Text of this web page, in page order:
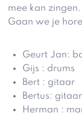
mee kan zingen.
Gaan we je
Geurt
Gijs :
Bert :
Bertus:
Herman :